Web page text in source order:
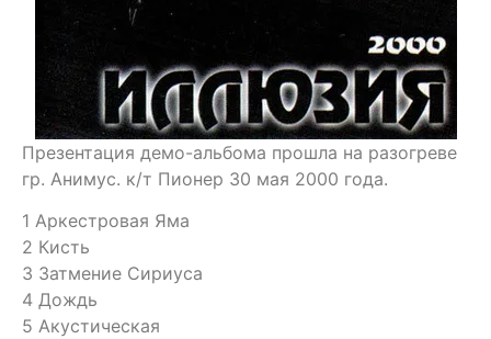
Презентация демо-альбома прошла на разогреве
гр. Анимус. к/т Пионер 30 мая 2000 года.
1 Аркестровая Яма
2 Кисть
3 Затмение Сириуса
4 Дождь
5 Акустическая